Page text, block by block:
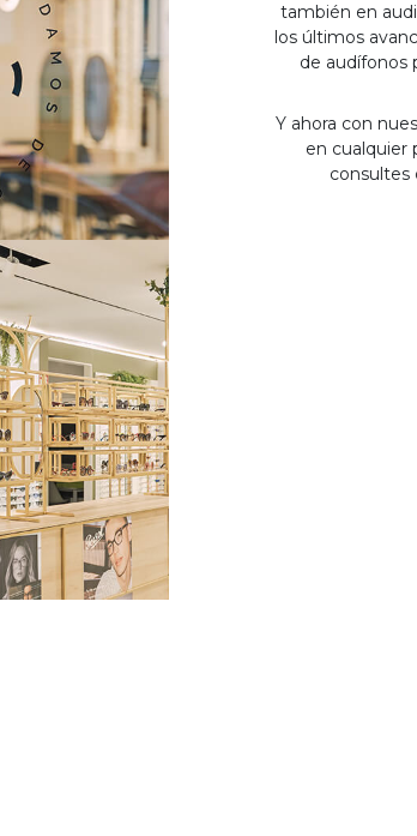
también en
los últimos
de audífonos
Y ahora con
en cualquier
consultes